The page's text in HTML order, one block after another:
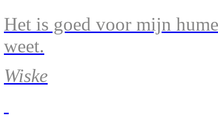
Het is goed voor mijn
weet.
Wiske